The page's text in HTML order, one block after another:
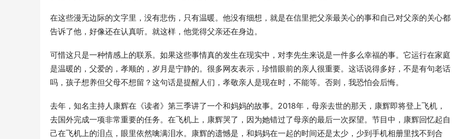
在这些漫无边际的文字里，没有悲伤，只有温暖。他没有细想，就是在信里把父亲最关心的事和自己对父亲的关心都
告诉了他，好像还在认真听。就这样，他觉得父亲还在身边。
可惜这只是一种情感上的联系。如果这些事情真的发生在现实中，对李先生来说是一件多么幸福的事。它运行在家庭
是温暖的，父爱的，孝顺的，岁月是宁静的。很多网友表示，珍惜眼前的亲人很重要。这话说得多好，不是有句老话
吗，孩子想养但父母不想留？这句话是提醒人们，孝敬亲人是现在时，不能等。否则，我恐怕会后悔。
去年，知名主持人康辉在《读者》第三季讲了一个和妈妈的故事。2018年，母亲去世的那天，康辉即将登上飞机，
去国外完成一项非常重要的任务。在飞机上，康辉哭了，因为她错过了母亲的最后一次探望。节目中，康辉回忆起自
己在飞机上的泪点，眼里依然噙满泪水。康辉的遗憾是，和妈妈在一起的时间还是太少，少到手机相册里找不到合